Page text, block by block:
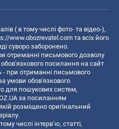
( в тому числі фото- та відео-),
www.obozrevatel.com та всіх його
суворо заборонено.
отриманні письмового дозволу
посилання на сайт
- при отриманні письмового
умови обов'язкового
для пошукових систем,
за посиланням
розміщено оригінальний
числі інтерв’ю, статті,